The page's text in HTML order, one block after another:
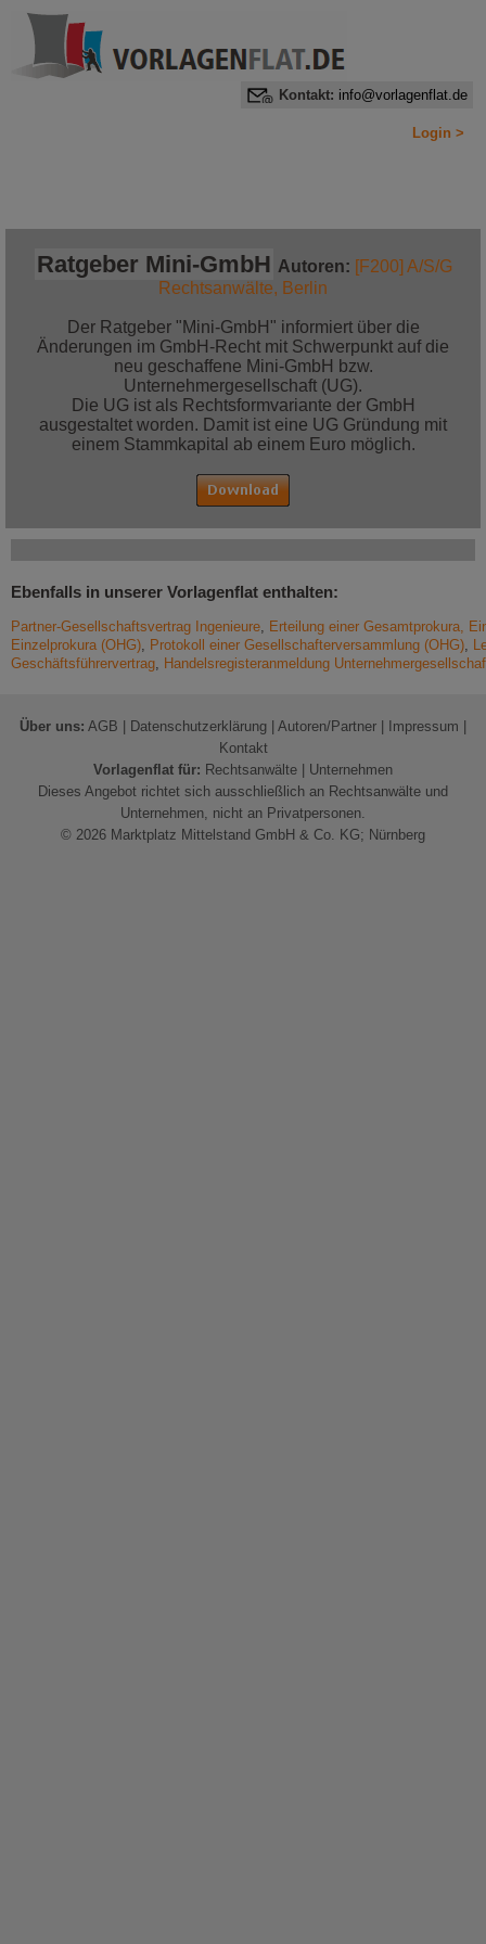
Kontakt: info@vorlagenflat.de
Login >
Ratgeber Mini-GmbH Autoren: [F200] A/S/G
Rechtsanwälte, Berlin
Der Ratgeber "Mini-GmbH" informiert über die
Änderungen im GmbH-Recht mit Schwerpunkt auf die
neu geschaffene Mini-GmbH bzw.
Unternehmergesellschaft (UG).
Die UG ist als Rechtsformvariante der GmbH
ausgestaltet worden. Damit ist eine UG Gründung mit
einem Stammkapital ab einem Euro möglich.
Ebenfalls in unserer Vorlagenflat enthalten:
Partner-Gesellschaftsvertrag Ingenieure, Erteilung einer Gesamtprokura,
Einzelprokura (OHG), Protokoll einer Gesellschafterversammlung (OHG),
Geschäftsführervertrag, Handelsregisteranmeldung
Über uns: AGB Datenschutzerklärung Autoren/Partner Impressum
Kontakt
Vorlagenflat für: Rechtsanwälte
Unternehmen
Dieses Angebot richtet sich ausschließlich an Rechtsanwälte und
Unternehmen, nicht an Privatpersonen.
© 2026 Marktplatz Mittelstand GmbH & Co. KG; Nürnberg